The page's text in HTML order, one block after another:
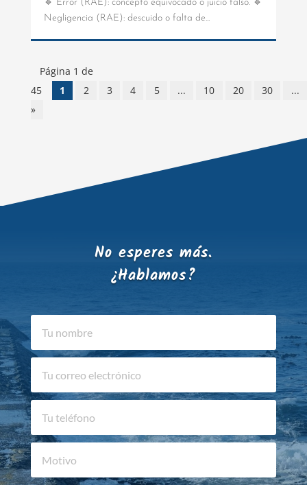
🔹 Error (RAE): concepto equivocado o juicio falso. 🔹
Negligencia (RAE): descuido o falta de...
Página 1 de
45
1 2 3 4 5 ... 10 20 30
...
»
No esperes más.
¿Hablamos?